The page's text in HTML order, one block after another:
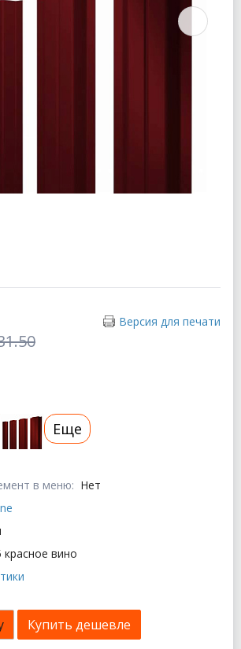
Версия для печати
в меню: Нет
красное вино
Еще
Купить дешевле